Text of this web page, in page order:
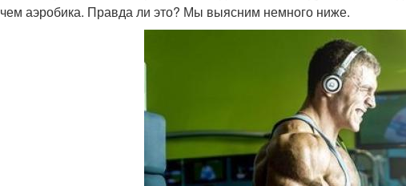
чем аэробика. Правда ли это? Мы выясним немного ниже.